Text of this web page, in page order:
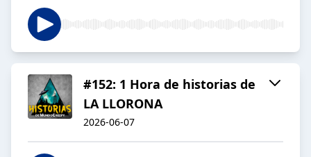
#152: 1 Hora de historias de
LA LLORONA
2026-06-07